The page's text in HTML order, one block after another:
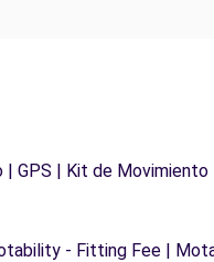
| Kit de
- Fitting Fee |